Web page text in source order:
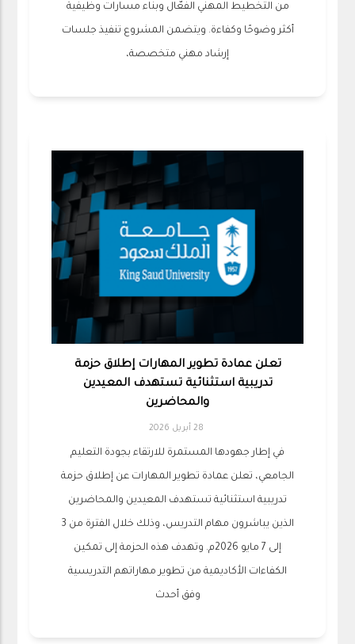
من التخطيط المهني الفعّال وبناء مسارات وظيفية
أكثر وضوحًا وكفاءة. ويتضمن المشروع تنفيذ جلسات
إرشاد مهني متخصصة،
تعلن عمادة تطوير المهارات إطلاق حزمة
تدريبية استثنائية تستهدف المعيدين
والمحاضرين
28 أبريل 2026
في إطار جهودها المستمرة للارتقاء بجودة التعليم
الجامعي، تعلن عمادة تطوير المهارات عن إطلاق حزمة
تدريبية استثنائية تستهدف المعيدين والمحاضرين
الذين يباشرون مهام التدريس، وذلك خلال الفترة من 3
إلى 7 مايو 2026م. وتهدف هذه الحزمة إلى تمكين
الكفاءات الأكاديمية من تطوير مهاراتهم التدريسية
وفق أحدث